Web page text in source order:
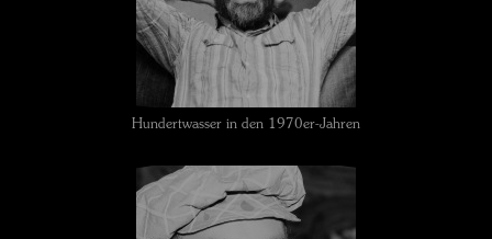
Hundertwasser in den 1970er-Jahren